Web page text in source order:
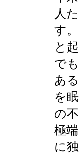
人
す
と
で
あ
を
の
極
に